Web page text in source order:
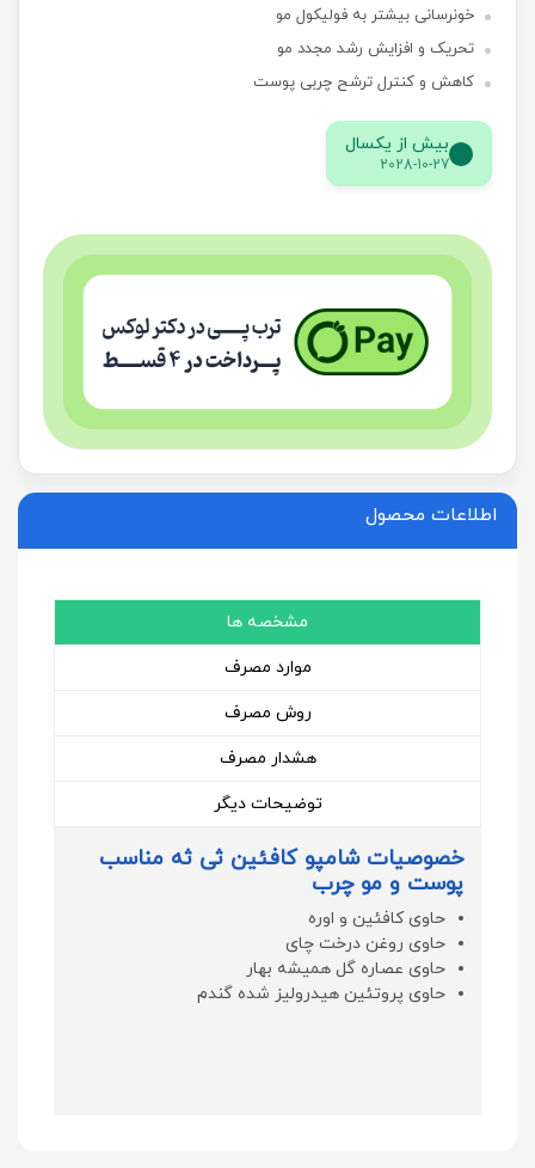
خونرسانی بیشتر به فولیکول مو
تحریک و افزایش رشد مجدد مو
کاهش و کنترل ترشح چربی پوست
بیش از یکسال
2028-10-27
اطلاعات محصول
مشخصه ها
موارد مصرف
روش مصرف
هشدار مصرف
توضیحات دیگر
خصوصیات شامپو کافئین ثی ثه مناسب
پوست و مو چرب
حاوی کافئین و اوره
حاوی روغن درخت چای
حاوی عصاره گل همیشه بهار
حاوی پروتئین هیدرولیز شده گندم